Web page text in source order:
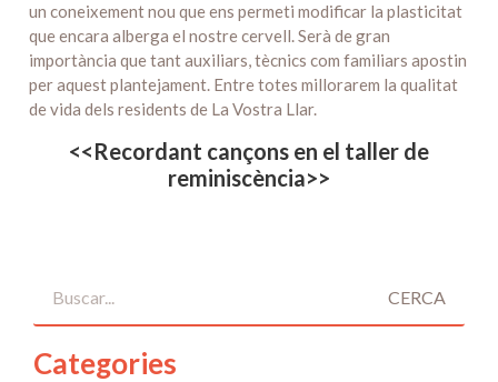
un coneixement nou que ens permeti modificar la plasticitat
que encara alberga el nostre cervell. Serà de gran
importància que tant auxiliars, tècnics com familiars apostin
per aquest plantejament. Entre totes millorarem la qualitat
de vida dels residents de La Vostra Llar.
<<Recordant cançons en el taller de
reminiscència>>
CERCA
Categories